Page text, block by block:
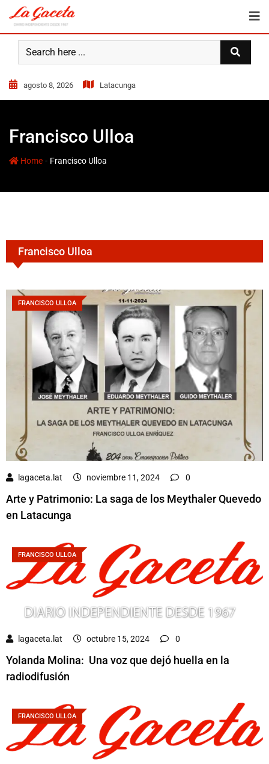
agosto 8, 2026 Latacunga
Francisco Ulloa
Home - Francisco Ulloa
Francisco Ulloa
FRANCISCO ULLOA
lagaceta.lat noviembre 11, 2024 0
Arte y Patrimonio: La saga de los Meythaler Quevedo
en Latacunga
FRANCISCO ULLOA
lagaceta.lat octubre 15, 2024 0
Yolanda Molina: Una voz que dejó huella en la
radiodifusión
FRANCISCO ULLOA